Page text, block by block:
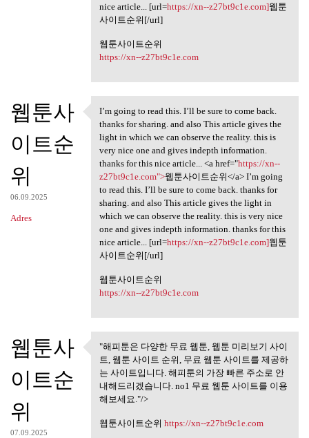
nice article... [url=https://xn--z27bt9c1e.com]웹툰
사이트순위[/url]
웹툰사이트순위
https://xn--z27bt9c1e.com
웹툰사
이트순
위
06.09.2025
Adres
I’m going to read this. I’ll
I’m going to read this. I’ll be sure to come back.
thanks for sharing. and also This article gives the
light in which we can observe the reality. this is
very nice one and gives indepth information.
thanks for this nice article... <a href="https://xn--
z27bt9c1e.com">웹툰사이트순위</a> I’m going
to read this. I’ll be sure to come back. thanks for
sharing. and also This article gives the light in
which we can observe the reality. this is very nice
one and gives indepth information. thanks for this
nice article... [url=https://xn--z27bt9c1e.com]웹툰
사이트순위[/url]
웹툰사이트순위
https://xn--z27bt9c1e.com
웹툰사
이트순
위
07.09.2025
"해피툰은 다양한 무료 웹툰, 웹툰
미리보기 사이트,
"해피툰은 다양한 무료 웹툰, 웹툰 미리보기 사이
트, 웹툰 사이트 순위, 무료 웹툰 사이트를 제공하
는 사이트입니다. 해피툰의 가장 빠른 주소로 안
내해드리겠습니다. no1 무료 웹툰 사이트를 이용
해보세요."/>
웹툰사이트순위 https://xn--z27bt9c1e.com